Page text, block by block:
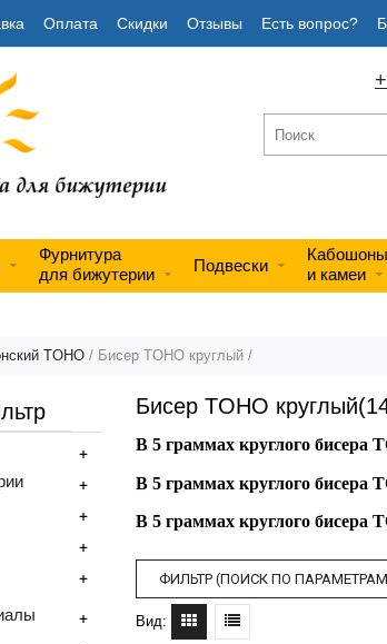
Оплата Скидки Отзывы Есть вопрос?
Фурнитура
для бижутерии
Подвески
Кабошоны
и камеи
TOHO / Бисер TOHO круглый /
+
+
+
+
+
+
Бисер TOHO
В 5 граммах круглого бисера
В 5 граммах круглого бисера
В 5 граммах круглого бисера
ФИЛЬТР (ПОИСК ПО
Вид: